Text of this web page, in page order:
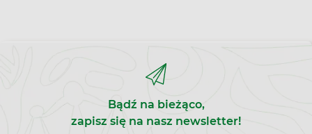
Bądź na bieżąco,
zapisz się na nasz newsletter!